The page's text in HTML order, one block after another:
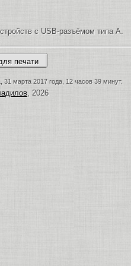
с USB-разъёмом типа A.
печати
марта 2017 года, 12 часов 39 минут.
, 2026